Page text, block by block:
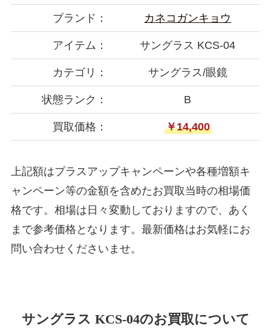
ブランド： カネコガンキョウ
アイテム： サングラス KCS-04
カテゴリ： サングラス/眼鏡
状態ランク： B
買取価格： ￥14,400
上記額はプラスアップキャンペーンや各種増額キ
ャンペーン等の金額を含めたお買取当時の相場価
格です。相場は日々変動しておりますので、あく
まで参考価格となります。最新価格はお気軽にお
問い合わせくださいませ。
サングラス KCS-04のお買取について